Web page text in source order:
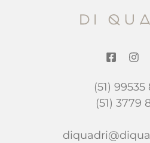
(51) 99535
(51) 3779